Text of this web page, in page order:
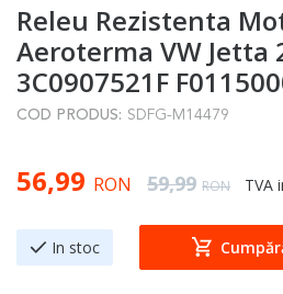
to
the
beginning
of
the
gallery
Releu Rezistenta
Aeroterma VW Jetta
3C0907521F
COD PRODUS: SDFG-M14479
Special Price
56,99 RON Regular Price
59,99 RON TVA
In stoc